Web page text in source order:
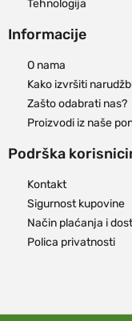
Tehnologija
Informacije
O nama
Kako izvršiti
Zašto odabrati nas?
Proizvodi iz naše
Podrška
Kontakt
Sigurnost kupovine
Način plaćanja i
Polica privatnosti